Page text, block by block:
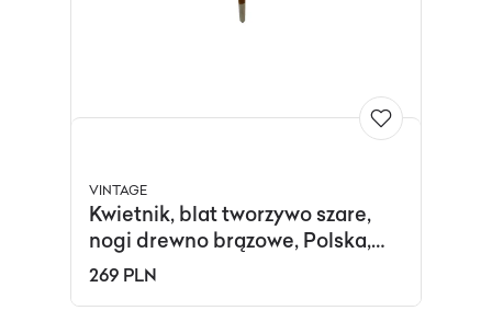
VINTAGE
Kwietnik, blat tworzywo szare,
nogi drewno brązowe, Polska,
lata 60.
269 PLN